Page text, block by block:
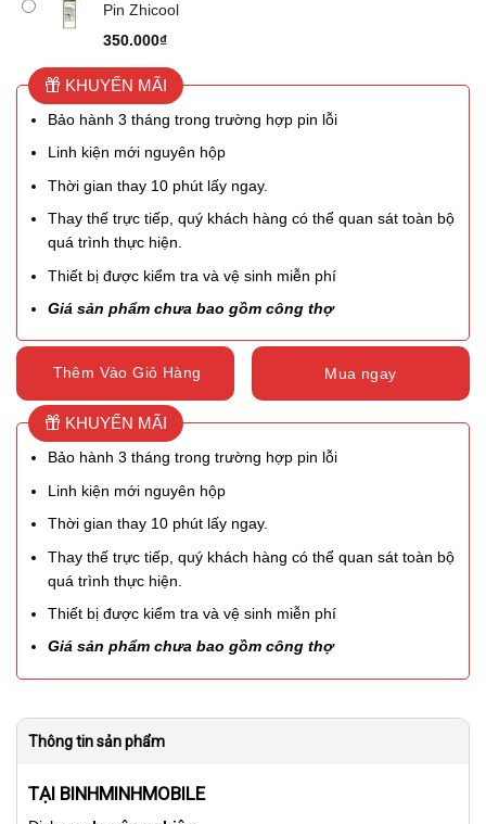
Pin Zhicool
350.000₫
KHUYẾN MÃI
Bảo hành 3 tháng trong trường hợp pin lỗi
Linh kiện mới nguyên hộp
Thời gian thay 10 phút lấy ngay.
Thay thế trực tiếp, quý khách hàng có thể quan sát toàn bộ
quá trình thực hiện.
Thiết bị được kiểm tra và vệ sinh miễn phí
Giá sản phẩm chưa bao gồm công thợ
Thêm Vào Giỏ Hàng Mua ngay
KHUYẾN MÃI
Bảo hành 3 tháng trong trường hợp pin lỗi
Linh kiện mới nguyên hộp
Thời gian thay 10 phút lấy ngay.
Thay thế trực tiếp, quý khách hàng có thể quan sát toàn bộ
quá trình thực hiện.
Thiết bị được kiểm tra và vệ sinh miễn phí
Giá sản phẩm chưa bao gồm công thợ
Thông tin sản phẩm
TẠI BINHMINHMOBILE